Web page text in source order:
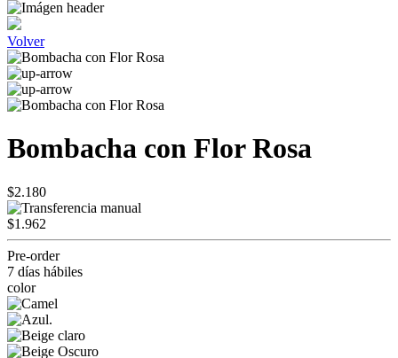
Volver
Bombacha con Flor Rosa
$2.180
$1.962
Pre-order
7 días hábiles
color